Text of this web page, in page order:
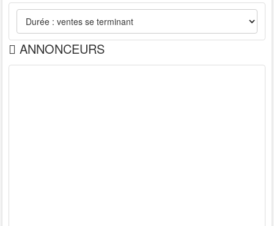
ANNONCEURS